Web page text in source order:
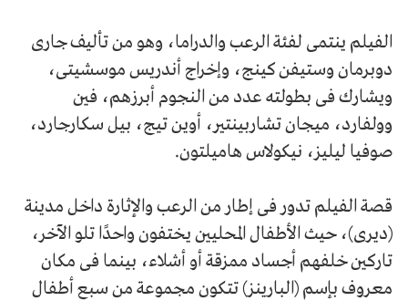
الفيلم ينتمى لفئة الرعب والدراما، وهو من تأليف جارى
دوبرمان وستيفن كينج، وإخراج أندريس موسشيتى،
ويشارك فى بطولته عدد من النجوم أبرزهم، فين
وولفارد، ميجان تشاربينتير، أوين تيج، بيل سكارجارد،
صوفيا ليليز، نيكولاس هاميلتون.
قصة الفيلم تدور فى إطار من الرعب والإثارة داخل مدينة
(ديرى)، حيث الأطفال المحليين يختفون واحدًا تلو الآخر،
تاركين خلفهم أجساد ممزقة أو أشلاء، بينما فى مكان
معروف بإسم (البارينز) تتكون مجموعة من سبع أطفال